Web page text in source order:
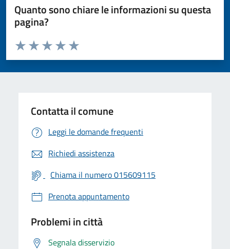
Quanto sono chiare le informazioni su questa
pagina?
Valuta da 1 a 5 stelle la pagina
Valuta 5 stelle su 5
Valuta 4 stelle su 5
Valuta 3 stelle su 5
Valuta 2 stelle su 5
Valuta 1 stelle su 5
Contatta il comune
Leggi le domande frequenti
Richiedi assistenza
Chiama il numero 015609115
Prenota appuntamento
Problemi in città
Segnala disservizio